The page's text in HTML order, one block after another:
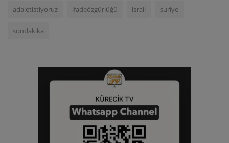
adaletistiyoruz ifadeözgürlüğü israil suriye
sondakika